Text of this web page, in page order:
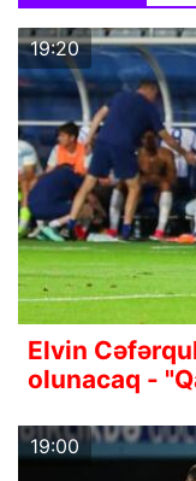
19:20
Elvin
olunacaq -
19:00